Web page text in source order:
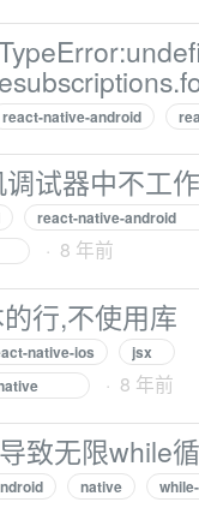
react-native-android
试器中不工作
react-native-android
· 8 年前
行,不使用库
native-ios
jsx
· 8 年前
致无限while
native